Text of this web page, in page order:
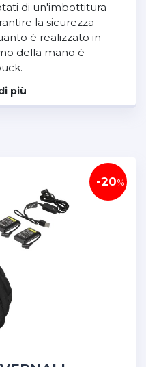
di un'imbottitura
la sicurezza
è realizzato in
della mano è
consente di
a 7,4 o 12 Volt.
ciascuno
dell'indicatore del
sulla schiena
potenza residua e
premendolo.
è posizionata con
dal punto di
una libertà di
più
-20%